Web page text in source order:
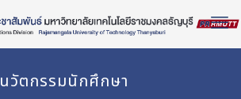
นวัตกรรมนักศึกษา